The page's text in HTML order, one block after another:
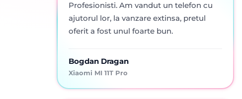
Profesionisti. Am vandut un telefon cu
ajutorul lor, la vanzare extinsa, pretul
oferit a fost unul foarte bun.
Bogdan Dragan
Xiaomi MI 11T Pro